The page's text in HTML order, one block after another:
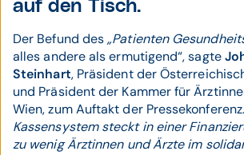
auf den Tisch.
Der Befund des„Patienten
alles andere als ermutigend“, sagte
Steinhart, Präsident der
und Präsident der Kammer für
Wien, zum Auftakt der
Kassensystem steckt in einer
zu wenig Ärztinnen und Ärzte im